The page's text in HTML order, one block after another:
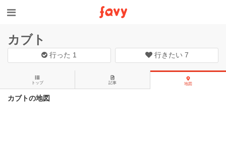
カブト
行った 1 行きたい 7
トップ 記事 地図
カブトの地図